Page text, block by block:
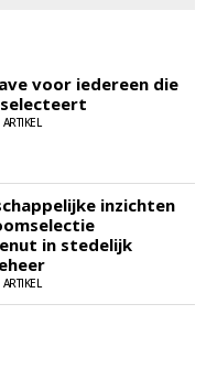
voor iedereen die
inzichten
in stedelijk